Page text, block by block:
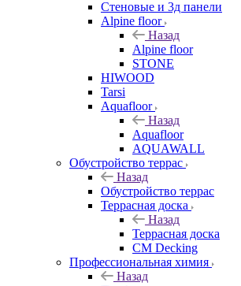
Стеновые и 3д панели
Alpine floor
Назад
Alpine floor
STONE
HIWOOD
Tarsi
Aquafloor
Назад
Aquafloor
AQUAWALL
Обустройство террас
Назад
Обустройство террас
Террасная доска
Назад
Террасная доска
CM Decking
Профессиональная химия
Назад